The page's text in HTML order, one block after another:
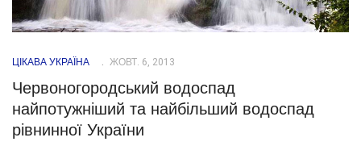
ЦІКАВА УКРАЇНА ЖОВТ. 6, 2013
Червоногородський водоспад
найпотужніший та найбільший водоспад
рівнинної України